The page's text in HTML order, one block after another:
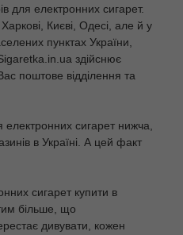
для електронних сигарет.
Києві, Одесі, але й у
пунктах України,
здійснює
поштове відділення та
сигарет нижча,
в Україні. А цей факт
сигарет купити в
більше, що
дивувати, кожен